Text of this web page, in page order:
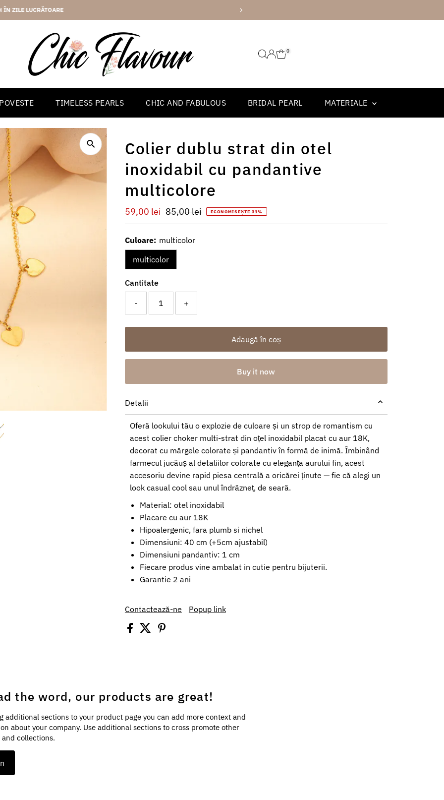
0
TIMELESS PEARLS CHIC AND FABULOUS BRIDAL PEARL MATERIALE
Colier dublu strat din otel
inoxidabil cu pandantive
multicolore
Preț
redus
59,00 lei Preț
întreg
85,00 lei ECONOMISEȘTE 31%
Culoare: multicolor
multicolor
Cantitate
- +
Adaugă în coș
Buy it now
Detalii
Oferă lookului tău o explozie de culoare și un strop de romantism cu
acest colier choker multi-strat din oțel inoxidabil placat cu aur 18K,
decorat cu mărgele colorate și pandantiv în formă de inimă. Îmbinând
farmecul jucăuș al detaliilor colorate cu eleganța aurului fin, acest
accesoriu devine rapid piesa centrală a oricărei ținute — fie că alegi un
look casual cool sau unul îndrăzneț, de seară.
Material: otel inoxidabil
Placare cu aur 18K
Hipoalergenic, fara plumb si nichel
Dimensiuni: 40 cm (+5cm ajustabil)
Dimensiuni pandantiv: 1 cm
Fiecare produs vine ambalat in cutie pentru bijuterii.
Garantie 2 ani
Contactează-ne Popup link
the word, our products are great!
additional sections to your product page you can add more context and
about your company. Use additional sections to cross promote other
collections.